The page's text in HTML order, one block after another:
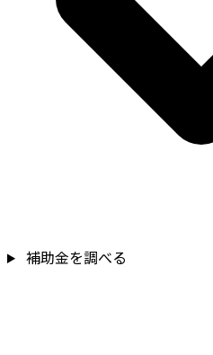
補助金を調べる